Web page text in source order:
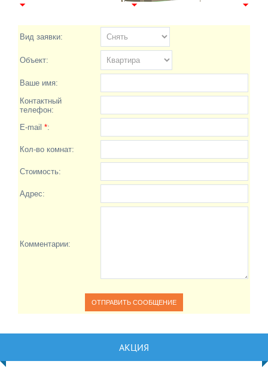
Вид заявки:
Объект:
Ваше имя:
Контактный
телефон:
E-mail *:
Кол-во комнат:
Стоимость:
Адрес:
Комментарии:
АКЦИЯ